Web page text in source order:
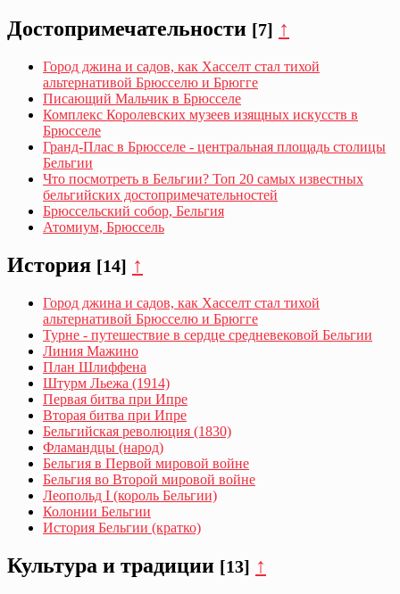
Достопримечательности [7] ↑
Город джина и садов, как Хасселт стал тихой
альтернативой Брюсселю и Брюгге
Писающий Мальчик в Брюсселе
Комплекс Королевских музеев изящных искусств в
Брюсселе
Гранд-Плас в Брюсселе - центральная площадь столицы
Бельгии
Что посмотреть в Бельгии? Топ 20 самых известных
бельгийских достопримечательностей
Брюссельский собор, Бельгия
Атомиум, Брюссель
История [14] ↑
Город джина и садов, как Хасселт стал тихой
альтернативой Брюсселю и Брюгге
Турне - путешествие в сердце средневековой Бельгии
Линия Мажино
План Шлиффена
Штурм Льежа (1914)
Первая битва при Ипре
Вторая битва при Ипре
Бельгийская революция (1830)
Фламандцы (народ)
Бельгия в Первой мировой войне
Бельгия во Второй мировой войне
Леопольд I (король Бельгии)
Колонии Бельгии
История Бельгии (кратко)
Культура и традиции [13] ↑